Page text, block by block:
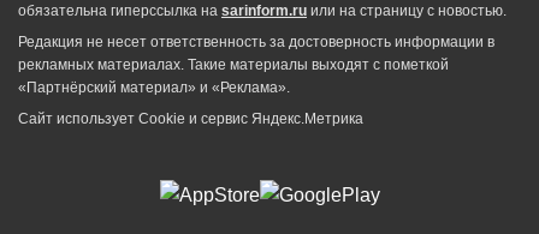
обязательна гиперссылка на sarinform.ru или на страницу с новостью.
Редакция не несет ответственность за достоверность информации в
рекламных материалах. Такие материалы выходят с пометкой
«Партнёрский материал» и «Реклама».
Сайт использует Cookie и сервиc Яндекс.Метрика